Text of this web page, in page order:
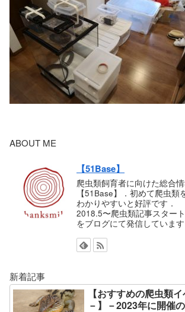
ABOUT ME
【51Base】
爬虫類飼育者に向けた総合
【51Base】．初めて爬虫類
わかりやすいと好評です．
2018.5〜爬虫類記事スター
をブログにて発信しています
新着記事
【おすすめの爬虫類
－】－2023年に開催